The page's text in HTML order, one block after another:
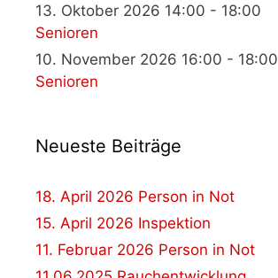
13. Oktober 2026 14:00 - 18:00
Senioren
10. November 2026 16:00 - 18:00
Senioren
Neueste Beiträge
18. April 2026 Person in Not
15. April 2026 Inspektion
11. Februar 2026 Person in Not